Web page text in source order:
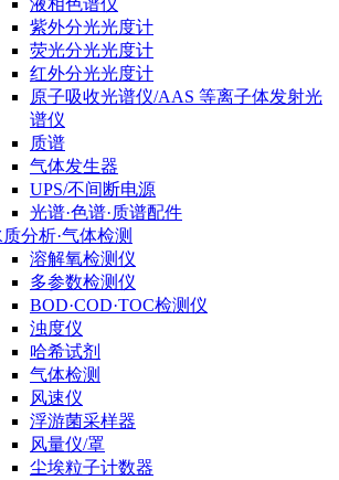
液相色谱仪
紫外分光光度计
荧光分光光度计
红外分光光度计
原子吸收光谱仪/AAS 等离子体发射光
谱仪
质谱
气体发生器
UPS/不间断电源
光谱·色谱·质谱配件
质分析·气体检测
溶解氧检测仪
多参数检测仪
BOD·COD·TOC检测仪
浊度仪
哈希试剂
气体检测
风速仪
浮游菌采样器
风量仪/罩
尘埃粒子计数器